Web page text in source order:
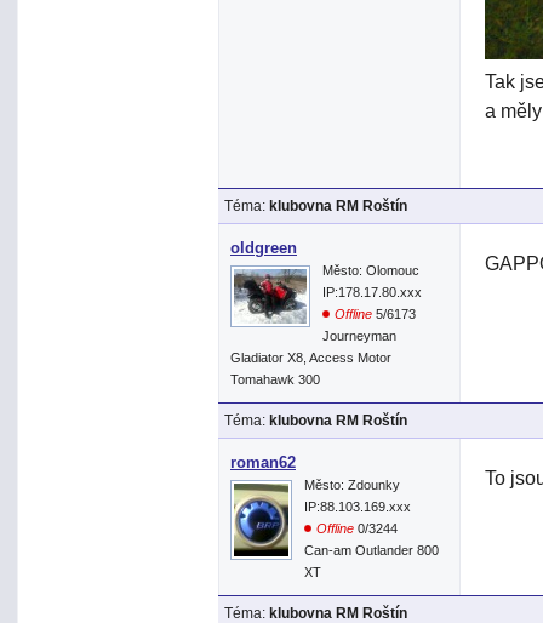
Tak
a
Téma: klubovna RM Roštín
oldgreen
Město: Olomouc
IP:178.17.80.xxx
Offline 5/6173
Journeyman
Gladiator X8, Access Motor
Tomahawk 300
Téma: klubovna RM Roštín
roman62
Město: Zdounky
IP:88.103.169.xxx
Offline 0/3244
Can-am Outlander 800
XT
To
Téma: klubovna RM Roštín